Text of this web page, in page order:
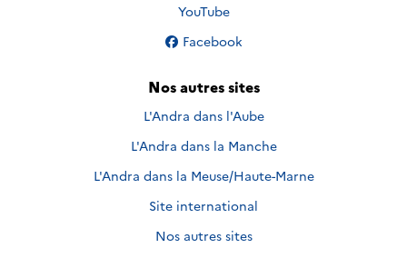
Nous suivre sur
YouTube
Nous suivre sur
Facebook
Nos autres sites
L'Andra dans l'Aube
L'Andra dans la Manche
L'Andra dans la Meuse/Haute-Marne
Site international
Nos autres sites